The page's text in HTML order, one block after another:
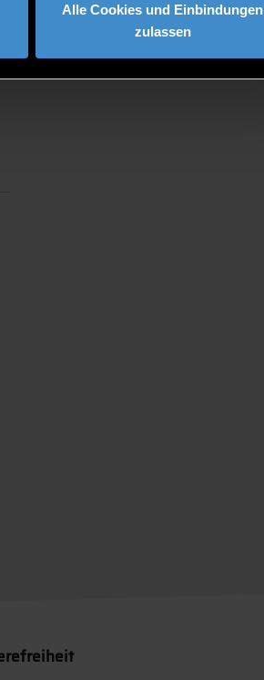
Alle Cookies und Einbindungen
zulassen